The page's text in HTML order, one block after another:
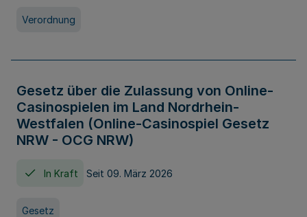
Verordnung
Gesetz über die Zulassung von Online-
Casinospielen im Land Nordrhein-
Westfalen (Online-Casinospiel Gesetz
NRW - OCG NRW)
In Kraft Seit 09. März 2026
Gesetz